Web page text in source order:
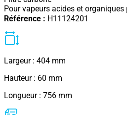
Pour vapeurs acides et
Référence : H11124201
Largeur : 404 mm
Hauteur : 60 mm
Longueur : 756 mm